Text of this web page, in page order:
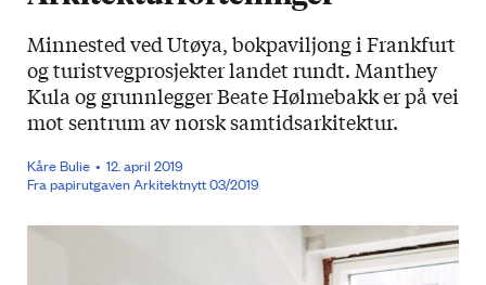
Minnested ved Utøya, bokpaviljong i Frankfurt
og turistvegprosjekter landet rundt. Manthey
Kula og grunnlegger Beate Hølmebakk er på vei
mot sentrum av norsk samtidsarkitektur.
Kåre Bulie
12. april 2019
Fra papirutgaven Arkitektnytt 03/2019